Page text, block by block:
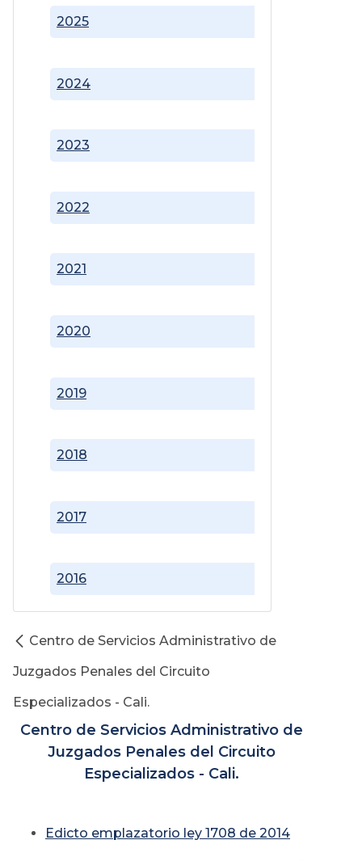
2016
2017
2018
2019
2020
2021
2022
2023
2024
2025
Centro de Servicios Administrativo de
Juzgados Penales del Circuito
Especializados - Cali.
Centro de Servicios Administrativo de
Juzgados Penales del Circuito
Especializados - Cali.
Edicto emplazatorio ley 1708 de 2014